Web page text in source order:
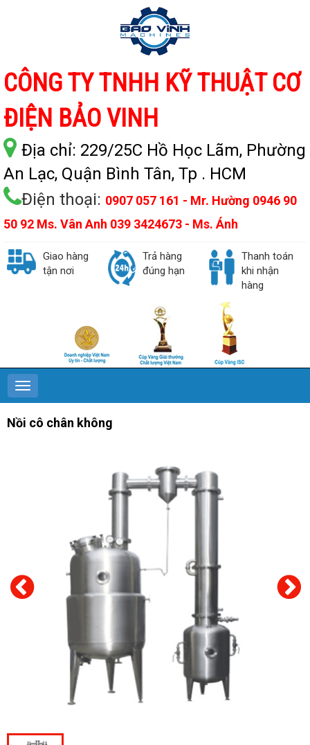
CÔNG TY TNHH KỸ THUẬT CƠ
ĐIỆN BẢO VINH
Địa chỉ: 229/25C Hồ Học Lãm, Phường
An Lạc, Quận Bình Tân, Tp . HCM
Điện thoại: 0907 057 161 - Mr. Hường 0946 90
50 92 Ms. Vân Anh 039 3424673 - Ms. Ánh
Giao hàng
tận nơi
Trả hàng
đúng hạn
Thanh toán
khi nhận
hàng
Nồi cô chân không